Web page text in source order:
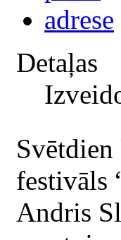
Detaļas
festivāls
Andris